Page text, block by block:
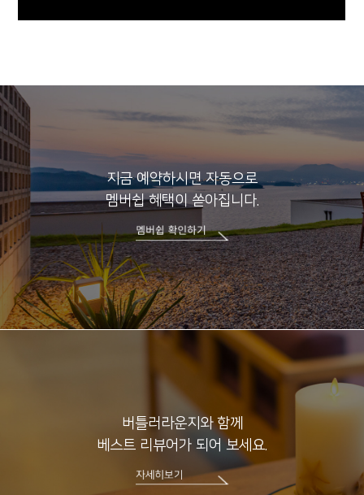
지금 예약하시면 자동으로
멤버쉽 혜택이 쏟아집니다.
버틀러라운지와 함께
베스트 리뷰어가 되어 보세요.